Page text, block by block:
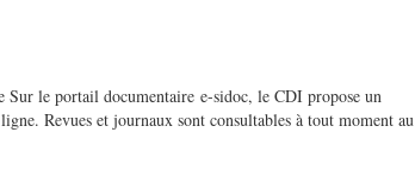
Sur le portail documentaire e-sidoc, le CDI propose un
Revues et journaux sont consultables à tout moment au